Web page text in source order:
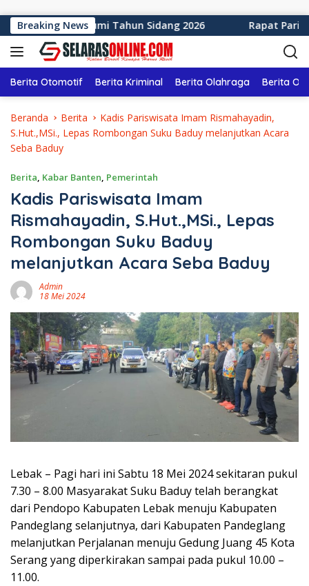
Breaking News
Sukabumi Tahun Sidang 2026 Rapat Paripurna
Berita Otomotif Berita Kriminal Berita Olahraga Berita
Beranda Berita
Kadis Pariswisata Imam Rismahayadin,
S.Hut.,MSi., Lepas Rombongan Suku Baduy melanjutkan Acara
Seba Baduy
Berita, Kabar Banten, Pemerintah
Kadis Pariswisata Imam
Rismahayadin, S.Hut.,MSi., Lepas
Rombongan Suku Baduy
melanjutkan Acara Seba Baduy
Admin
18 Mei 2024
Lebak – Pagi hari ini Sabtu 18 Mei 2024 sekitaran pukul
7.30 – 8.00 Masyarakat Suku Baduy telah berangkat
dari Pendopo Kabupaten Lebak menuju Kabupaten
Pandeglang selanjutnya, dari Kabupaten Pandeglang
melanjutkan Perjalanan menuju Gedung Juang 45 Kota
Serang yang diperkirakan sampai pada pukul 10.00 –
11.00.